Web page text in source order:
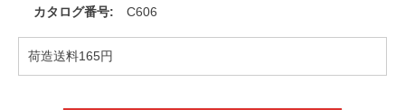
カタログ番号
C606
荷造送料165円